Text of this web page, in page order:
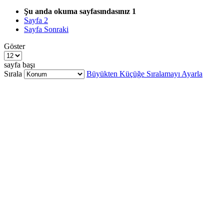
Şu anda okuma sayfasındasınız 1
Sayfa 2
Sayfa Sonraki
Göster
sayfa başı
Sırala
Büyükten Küçüğe Sıralamayı Ayarla